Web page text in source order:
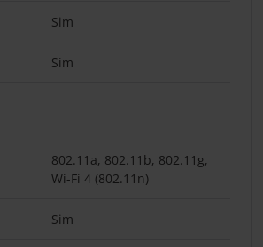
Sim
Sim
802.11a, 802.11b, 802.11g,
Wi-Fi 4 (802.11n)
Sim